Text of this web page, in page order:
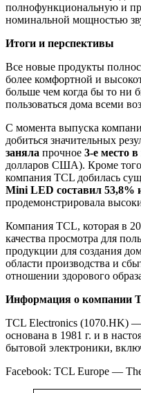
полнофункциональную и
номинальной мощностью
Итоги и перспективы
Все новые продукты
более комфортной и
больше чем когда бы то ни
пользоваться дома всеми
С момента выпуска
добиться значительных
заняла прочное 3-е место
долларов США). Кроме
компания TCL добилась
Mini LED составил 53,8%
продемонстрировала
Компания TCL, которая в
качества просмотра для
продукции для создания
области производства и
отношении здорового
Информация о компании
TCL Electronics (1070.HK) —
основана в 1981 г. и в
бытовой электроники,
Facebook: TCL Europe —